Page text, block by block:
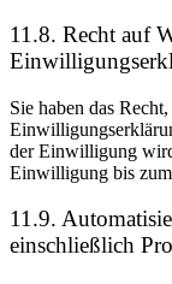
11.8. Recht auf
Sie haben das
der Einwilligung
Einwilligung bis
11.9.
einschließlich